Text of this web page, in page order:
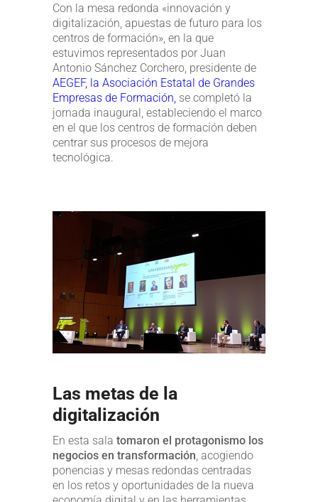
Con la mesa redonda «innovación y
digitalización, apuestas de futuro para los
centros de formación», en la que
estuvimos representados por Juan
Antonio Sánchez Corchero, presidente de
AEGEF, la Asociación Estatal de Grandes
Empresas de Formación, se completó la
jornada inaugural, estableciendo el marco
en el que los centros de formación deben
centrar sus procesos de mejora
tecnológica.
Las metas de la
digitalización
En esta sala tomaron el protagonismo los
negocios en transformación, acogiendo
ponencias y mesas redondas centradas
en los retos y oportunidades de la nueva